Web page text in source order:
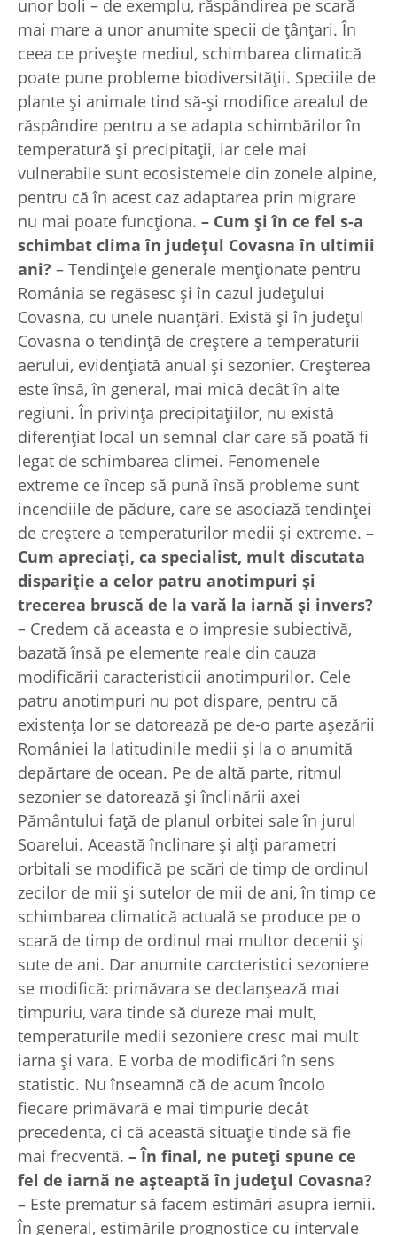
unor boli – de exemplu, răspândirea pe scară
mai mare a unor anumite specii de ţânţari. În
ceea ce priveşte mediul, schimbarea climatică
poate pune probleme biodiversităţii. Speciile de
plante şi animale tind să-şi modifice arealul de
răspândire pentru a se adapta schimbărilor în
temperatură şi precipitaţii, iar cele mai
vulnerabile sunt ecosistemele din zonele alpine,
pentru că în acest caz adaptarea prin migrare
nu mai poate funcţiona. – Cum şi în ce fel s-a
schimbat clima în județul Covasna în ultimii
ani? – Tendinţele generale menţionate pentru
România se regăsesc şi în cazul judeţului
Covasna, cu unele nuanţări. Există şi în judeţul
Covasna o tendinţă de creştere a temperaturii
aerului, evidenţiată anual şi sezonier. Creşterea
este însă, în general, mai mică decât în alte
regiuni. În privinţa precipitaţiilor, nu există
diferenţiat local un semnal clar care să poată fi
legat de schimbarea climei. Fenomenele
extreme ce încep să pună însă probleme sunt
incendiile de pădure, care se asociază tendinţei
de creştere a temperaturilor medii şi extreme. –
Cum apreciaţi, ca specialist, mult discutata
dispariţie a celor patru anotimpuri şi
trecerea bruscă de la vară la iarnă şi invers?
– Credem că aceasta e o impresie subiectivă,
bazată însă pe elemente reale din cauza
modificării caracteristicii anotimpurilor. Cele
patru anotimpuri nu pot dispare, pentru că
existenţa lor se datorează pe de-o parte aşezării
României la latitudinile medii şi la o anumită
depărtare de ocean. Pe de altă parte, ritmul
sezonier se datorează şi înclinării axei
Pământului faţă de planul orbitei sale în jurul
Soarelui. Această înclinare şi alţi parametri
orbitali se modifică pe scări de timp de ordinul
zecilor de mii şi sutelor de mii de ani, în timp ce
schimbarea climatică actuală se produce pe o
scară de timp de ordinul mai multor decenii şi
sute de ani. Dar anumite carcteristici sezoniere
se modifică: primăvara se declanşează mai
timpuriu, vara tinde să dureze mai mult,
temperaturile medii sezoniere cresc mai mult
iarna şi vara. E vorba de modificări în sens
statistic. Nu înseamnă că de acum încolo
fiecare primăvară e mai timpurie decât
precedenta, ci că această situaţie tinde să fie
mai frecventă. – În final, ne puteţi spune ce
fel de iarnă ne așteaptă în județul Covasna?
– Este prematur să facem estimări asupra iernii.
În general, estimările prognostice cu intervale